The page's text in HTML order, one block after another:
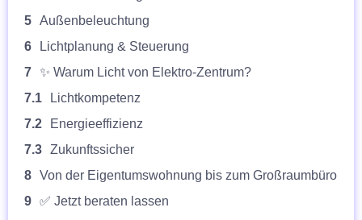
5 Außenbeleuchtung
6
Lichtplanung & Steuerung
7 ✨ Warum Licht von Elektro-Zentrum?
7.1
Lichtkompetenz
7.2
Energieeffizienz
7.3 Zukunftssicher
8 Von der Eigentumswohnung bis zum Großraumbüro
9 ✅ Jetzt beraten lassen